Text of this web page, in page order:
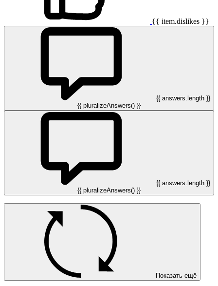
{{ item.dislikes }}
{{ answers.length }}
{{ pluralizeAnswers() }}
{{ answers.length }}
{{ pluralizeAnswers() }}
Показать ещё